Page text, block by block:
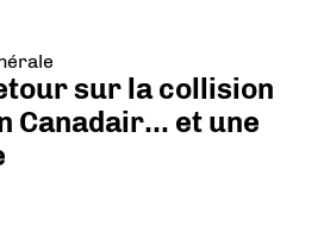
sur la collision
Canadair… et une